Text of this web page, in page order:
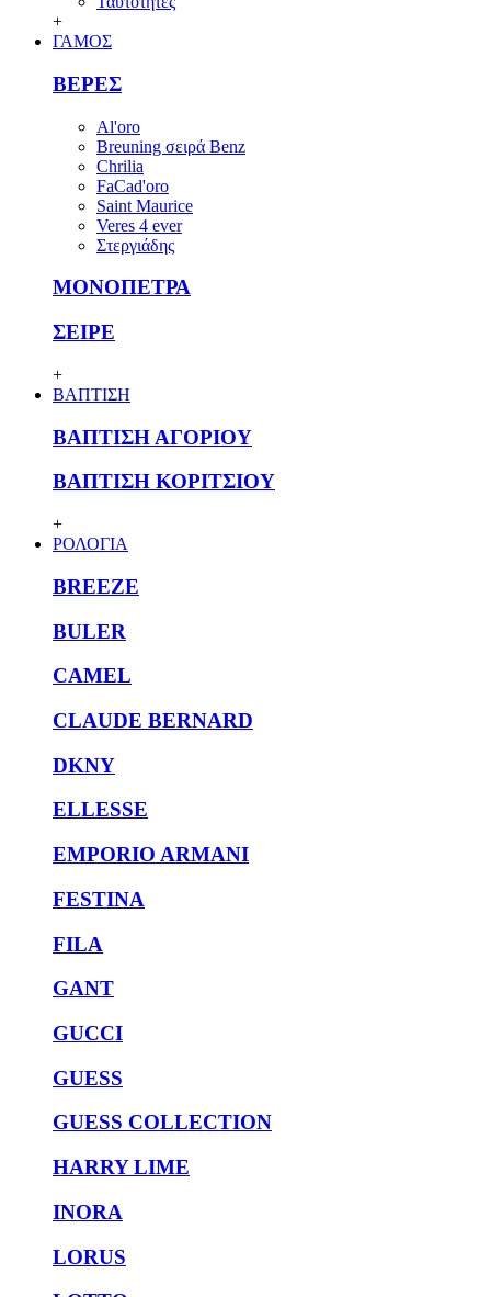
+
ΓΑΜΟΣ
ΒΕΡΕΣ
Al'oro
Breuning σειρά Benz
Chrilia
FaCad'oro
Saint Maurice
Veres 4 ever
Στεργιάδης
ΜΟΝΟΠΕΤΡΑ
ΣΕΙΡΕ
+
ΒΑΠΤΙΣΗ
ΒΑΠΤΙΣΗ ΑΓΟΡΙΟΥ
ΒΑΠΤΙΣΗ ΚΟΡΙΤΣΙΟΥ
+
ΡΟΛΟΓΙΑ
BREEZE
BULER
CAMEL
CLAUDE BERNARD
DKNY
ELLESSE
EMPORIO ARMANI
FESTINA
FILA
GANT
GUCCI
GUESS
GUESS COLLECTION
HARRY LIME
INORA
LORUS